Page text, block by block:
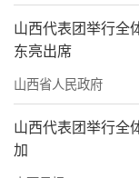
台，累计覆盖
新政策推动资
75%，规范回
污综合利用率
85%，病死畜
盖。
山西代表团举行全
东亮出席
山西省人民政府
山西代表团举行全
加